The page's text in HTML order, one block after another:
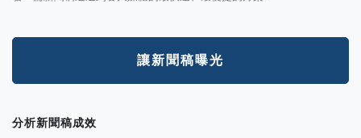
讓新聞稿曝光
分析新聞稿成效